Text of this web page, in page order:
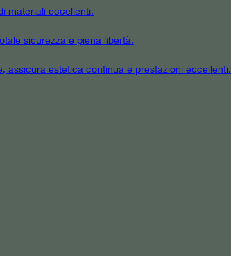
materiali eccellenti.
sicurezza e piena libertà.
assicura estetica continua e prestazioni eccellenti.